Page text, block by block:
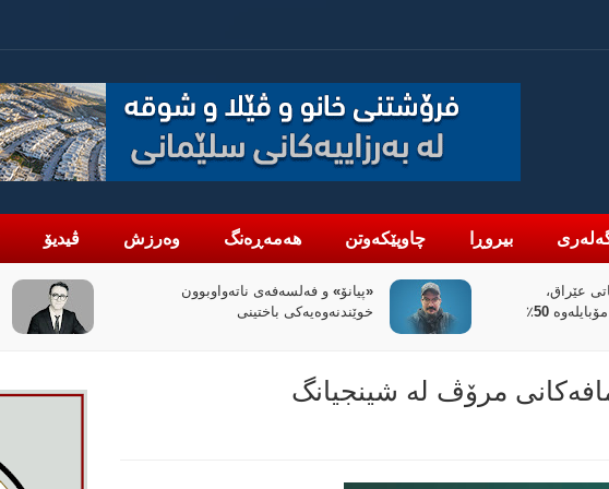
بیروڕا چاوپێکەوتن هەمەڕەنگ وەرزش ڤیدیۆ
سیاسەتی خۆتەعریبکردن لە باشووری
کوردستان
مرۆڤ له‌ شینجیانگ